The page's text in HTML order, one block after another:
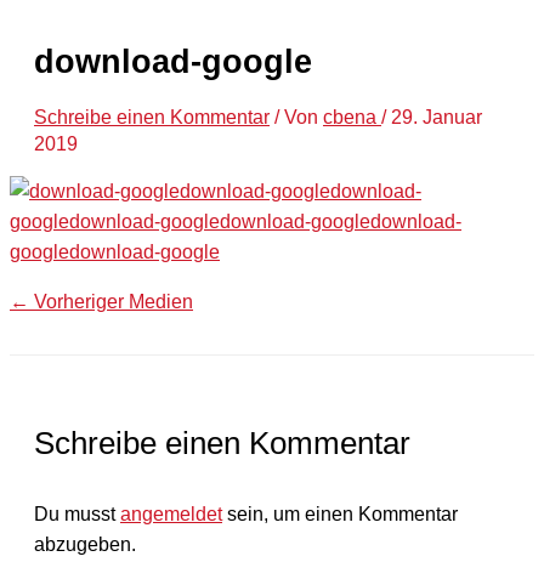
download-google
Schreibe einen Kommentar / Von cbena / 29. Januar
2019
← Vorheriger Medien
Schreibe einen Kommentar
Du musstangemeldetsein, um einen Kommentar
abzugeben.